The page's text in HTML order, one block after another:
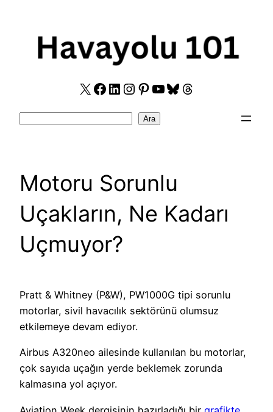
X Facebook
LinkedIn
Instagram
Pinterest
YouTube
Bluesky
Threads
Ara
Motoru Sorunlu
Uçakların, Ne Kadarı
Uçmuyor?
Pratt & Whitney (P&W), PW1000G tipi sorunlu
motorlar, sivil havacılık sektörünü olumsuz
etkilemeye devam ediyor.
Airbus A320neo ailesinde kullanılan bu motorlar,
çok sayıda uçağın yerde beklemek zorunda
kalmasına yol açıyor.